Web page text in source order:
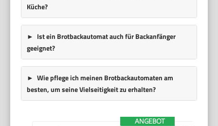
Küche?
Ist ein Brotbackautomat auch für Backanfänger
geeignet?
Wie pflege ich meinen Brotbackautomaten am
besten, um seine Vielseitigkeit zu erhalten?
ANGEBOT